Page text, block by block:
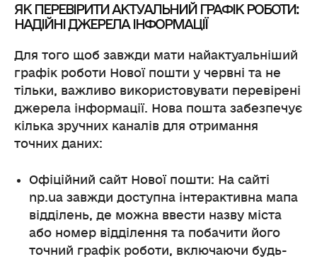
ЯК ПЕРЕВІРИТИ АКТУАЛЬНИЙ ГРАФІК РОБОТИ:
НАДІЙНІ ДЖЕРЕЛА ІНФОРМАЦІЇ
Для того щоб завжди мати найактуальніший
графік роботи Нової пошти у червні та не
тільки, важливо використовувати перевірені
джерела інформації. Нова пошта забезпечує
кілька зручних каналів для отримання
точних даних:
Офіційний сайт Нової пошти: На сайті
np.ua завжди доступна інтерактивна мапа
відділень, де можна ввести назву міста
або номер відділення та побачити його
точний графік роботи, включаючи будь-